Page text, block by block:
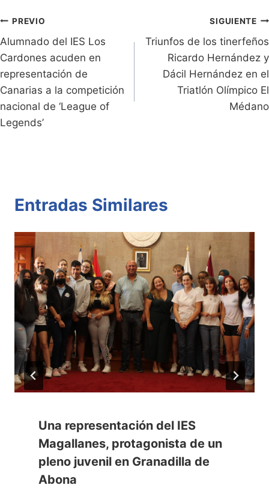
dl
y
k
p
o
Navegación
de
entradas
PREVIO
Alumnado del IES Los
Cardones acuden en
representación de
Canarias a la competición
nacional de ‘League of
Legends’
SIGUIENTE
Triunfos de los tinerfeños
Ricardo Hernández y
Dácil Hernández en el
Triatlón Olímpico El
Médano
Entradas Similares
Una representación del IES
Magallanes, protagonista de un
pleno juvenil en Granadilla de
Abona